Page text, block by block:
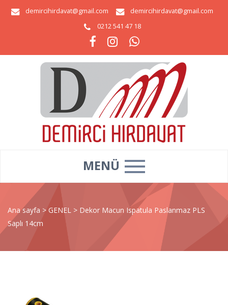
demircihirdavat@gmail.com
demircihirdavat@gmail.com
0212 541 47 18
MENÜ
Ana sayfa > GENEL > Dekor Macun Ispatula Paslanmaz PLS
Saplı 14cm